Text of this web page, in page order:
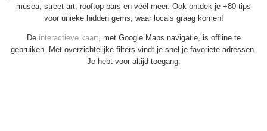
musea, street art, rooftop bars en véél meer. Ook ontdek je +80 tips
voor unieke hidden gems, waar locals graag komen!
De interactieve kaart, met Google Maps navigatie, is offline te
gebruiken. Met overzichtelijke filters vindt je snel je favoriete adressen.
Je hebt voor altijd toegang.